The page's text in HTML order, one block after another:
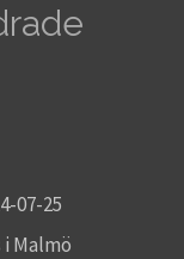
07-25
Malmö